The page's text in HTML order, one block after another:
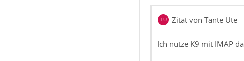
Zitat von Tante Ute
Ich nutze K9 mit IMAP